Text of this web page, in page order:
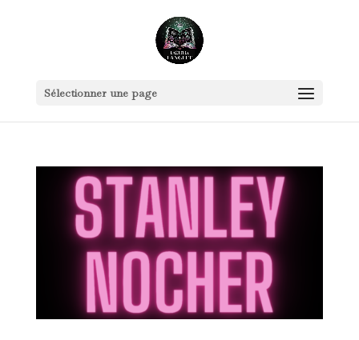
Sélectionner une page